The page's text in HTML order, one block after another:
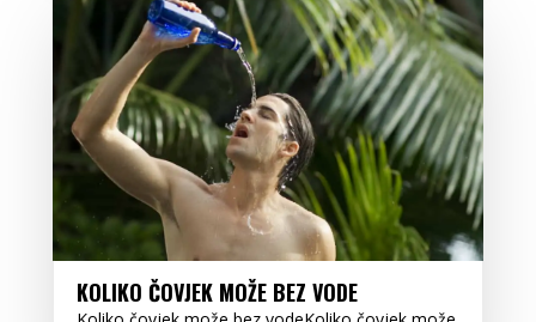
KOLIKO ČOVJEK MOŽE BEZ VODE